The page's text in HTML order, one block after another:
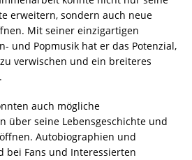
erweitern, sondern auch neue
Mit seiner einzigartigen
und Popmusik hat er das Potenzial,
verwischen und ein breiteres
auch mögliche
über seine Lebensgeschichte und
Autobiographien und
bei Fans und Interessierten